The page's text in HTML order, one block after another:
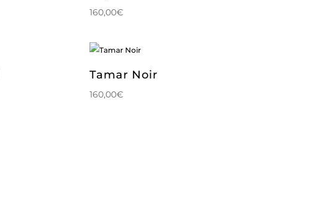
160,00€
Tamar Noir
160,00€